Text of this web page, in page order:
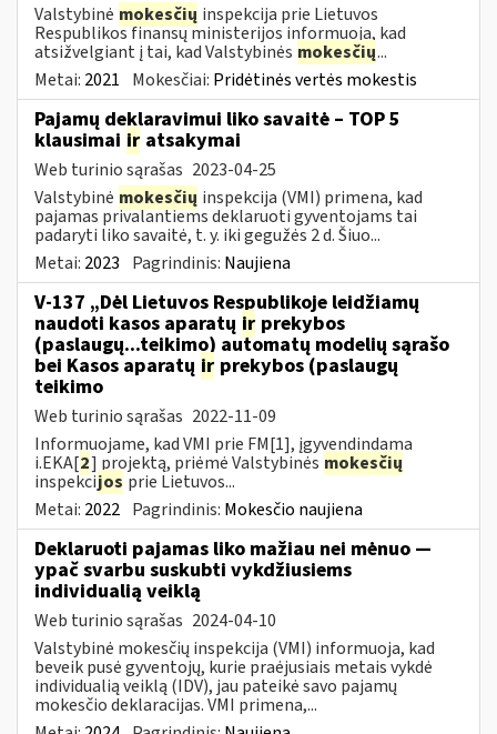
Valstybinė mokesčių inspekcija prie Lietuvos
Respublikos finansų ministerijos informuoja, kad
atsižvelgiant į tai, kad Valstybinės mokesčių...
Metai: 2021 Mokesčiai: Pridėtinės vertės mokestis
Pajamų deklaravimui liko savaitė – TOP 5
klausimai ir atsakymai
Web turinio sąrašas 2023-04-25
Valstybinė mokesčių inspekcija (VMI) primena, kad
pajamas privalantiems deklaruoti gyventojams tai
padaryti liko savaitė, t. y. iki gegužės 2 d. Šiuo...
Metai: 2023 Pagrindinis: Naujiena
V-137 „Dėl Lietuvos Respublikoje leidžiamų
naudoti kasos aparatų ir prekybos
(paslaugų...teikimo) automatų modelių sąrašo
bei Kasos aparatų ir prekybos (paslaugų
teikimo
Web turinio sąrašas 2022-11-09
Informuojame, kad VMI prie FM[1], įgyvendindama
i.EKA[2] projektą, priėmė Valstybinės mokesčių
inspekcijos prie Lietuvos...
Metai: 2022 Pagrindinis: Mokesčio naujiena
Deklaruoti pajamas liko mažiau nei mėnuo —
ypač svarbu suskubti vykdžiusiems
individualią veiklą
Web turinio sąrašas 2024-04-10
Valstybinė mokesčių inspekcija (VMI) informuoja, kad
beveik pusė gyventojų, kurie praėjusiais metais vykdė
individualią veiklą (IDV), jau pateikė savo pajamų
mokesčio deklaracijas. VMI primena,...